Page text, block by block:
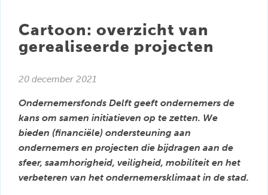
Cartoon: overzicht van
gerealiseerde projecten
20 december 2021
Ondernemersfonds Delft geeft ondernemers de
kans om samen initiatieven op te zetten. We
bieden (financiële) ondersteuning aan
ondernemers en projecten die bijdragen aan de
sfeer, saamhorigheid, veiligheid, mobiliteit en het
verbeteren van het ondernemersklimaat in de stad.